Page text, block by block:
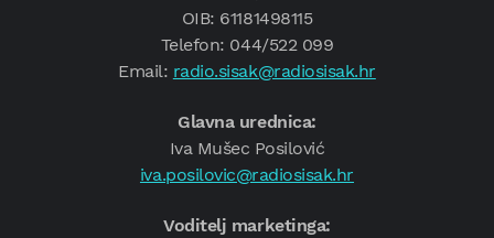
OIB: 61181498115
Telefon: 044/522 099
Email: radio.sisak@radiosisak.hr
Glavna urednica:
Iva Mušec Posilović
iva.posilovic@radiosisak.hr
Voditelj marketinga: